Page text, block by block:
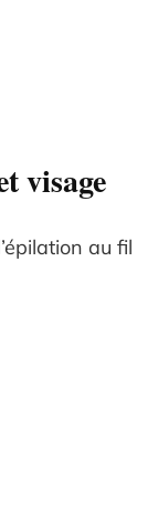
visage
au fil